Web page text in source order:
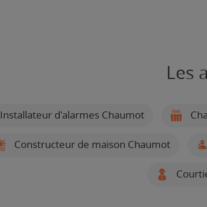
Les
Installateur d'alarmes Chaumot
Constructeur de maison Chaumot